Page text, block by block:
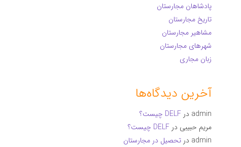
پادشاهان مجارستان
تاریخ مجارستان
مشاهیر مجارستان
شهرهای مجارستان
زبان مجاری
آخرین دیدگاه‌ها
admin در DELF چیست؟
مریم حبیبی در DELF چیست؟
admin در تحصیل در مجارستان